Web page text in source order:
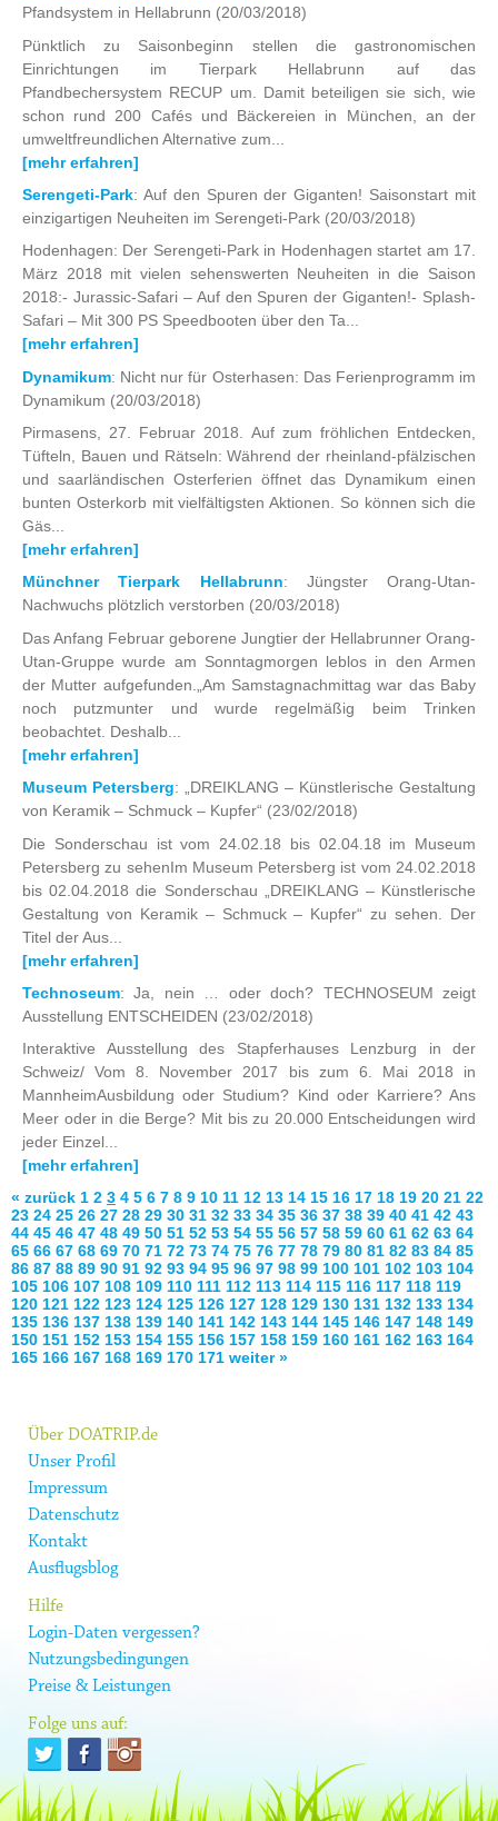
Pfandsystem in Hellabrunn (20/03/2018)
Pünktlich zu Saisonbeginn stellen die gastronomischen
Einrichtungen im Tierpark Hellabrunn auf das
Pfandbechersystem RECUP um. Damit beteiligen sie sich, wie
schon rund 200 Cafés und Bäckereien in München, an der
umweltfreundlichen Alternative zum...
[mehr erfahren]
Serengeti-Park: Auf den Spuren der Giganten! Saisonstart mit
einzigartigen Neuheiten im Serengeti-Park (20/03/2018)
Hodenhagen: Der Serengeti-Park in Hodenhagen startet am 17.
März 2018 mit vielen sehenswerten Neuheiten in die Saison
2018:- Jurassic-Safari – Auf den Spuren der Giganten!- Splash-
Safari – Mit 300 PS Speedbooten über den Ta...
[mehr erfahren]
Dynamikum: Nicht nur für Osterhasen: Das Ferienprogramm im
Dynamikum (20/03/2018)
Pirmasens, 27. Februar 2018. Auf zum fröhlichen Entdecken,
Tüfteln, Bauen und Rätseln: Während der rheinland-pfälzischen
und saarländischen Osterferien öffnet das Dynamikum einen
bunten Osterkorb mit vielfältigsten Aktionen. So können sich die
Gäs...
[mehr erfahren]
Münchner Tierpark Hellabrunn: Jüngster Orang-Utan-
Nachwuchs plötzlich verstorben (20/03/2018)
Das Anfang Februar geborene Jungtier der Hellabrunner Orang-
Utan-Gruppe wurde am Sonntagmorgen leblos in den Armen
der Mutter aufgefunden.„Am Samstagnachmittag war das Baby
noch putzmunter und wurde regelmäßig beim Trinken
beobachtet. Deshalb...
[mehr erfahren]
Museum Petersberg: „DREIKLANG – Künstlerische Gestaltung
von Keramik – Schmuck – Kupfer“ (23/02/2018)
Die Sonderschau ist vom 24.02.18 bis 02.04.18 im Museum
Petersberg zu sehenIm Museum Petersberg ist vom 24.02.2018
bis 02.04.2018 die Sonderschau „DREIKLANG – Künstlerische
Gestaltung von Keramik – Schmuck – Kupfer“ zu sehen. Der
Titel der Aus...
[mehr erfahren]
Technoseum: Ja, nein … oder doch? TECHNOSEUM zeigt
Ausstellung ENTSCHEIDEN (23/02/2018)
Interaktive Ausstellung des Stapferhauses Lenzburg in der
Schweiz/ Vom 8. November 2017 bis zum 6. Mai 2018 in
MannheimAusbildung oder Studium? Kind oder Karriere? Ans
Meer oder in die Berge? Mit bis zu 20.000 Entscheidungen wird
jeder Einzel...
[mehr erfahren]
« zurück 1 2 3 4 5 6 7 8 9 10 11 12 13 14 15 16 17 18 19 20 21 22
23 24 25 26 27 28 29 30 31 32 33 34 35 36 37 38 39 40 41 42 43
44 45 46 47 48 49 50 51 52 53 54 55 56 57 58 59 60 61 62 63 64
65 66 67 68 69 70 71 72 73 74 75 76 77 78 79 80 81 82 83 84 85
86 87 88 89 90 91 92 93 94 95 96 97 98 99 100 101 102 103 104
105 106 107 108 109 110 111 112 113 114 115 116 117 118 119
120 121 122 123 124 125 126 127 128 129 130 131 132 133 134
135 136 137 138 139 140 141 142 143 144 145 146 147 148 149
150 151 152 153 154 155 156 157 158 159 160 161 162 163 164
165 166 167 168 169 170 171 weiter »
Über DOATRIP.de
Unser Profil
Impressum
Datenschutz
Kontakt
Ausflugsblog
Hilfe
Login-Daten vergessen?
Nutzungsbedingungen
Preise & Leistungen
Folge uns auf: